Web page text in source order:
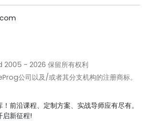
2005 - 2026 保留所有权利
公司以及/或者其分支机构的注册商标。
前沿课程、定制方案、实战导师应有尽有。
启新征程!